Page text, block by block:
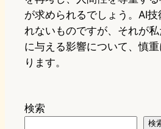
が求められるでしょう。AI
れないものですが、それが
に与える影響について、慎
ります。
検索
検